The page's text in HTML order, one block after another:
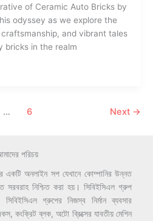
of Ceramic Auto Bricks by
odyssey as we explore the
and vibrant tales
bricks in the realm
… 6 Next →
পরিচয়
একটি অনলাইন সপ যেখানে কোম্পানির উন্নত
সরবরাহ নিশ্চিত করা হয়। সিবিইসিএল গ্রুপ
গ্রুপের নিজস্ব নির্মান ব্যবসার
কংক্রিট ব্লক, অটো ব্রিক্সের যাবতীয় মেশিন